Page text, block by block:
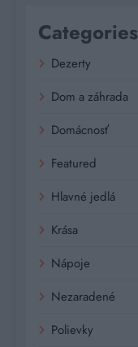
Categories
Dezerty
Dom a záhrada
Domácnosť
Featured
Hlavné jedlá
Krása
Nápoje
Nezaradené
Polievky